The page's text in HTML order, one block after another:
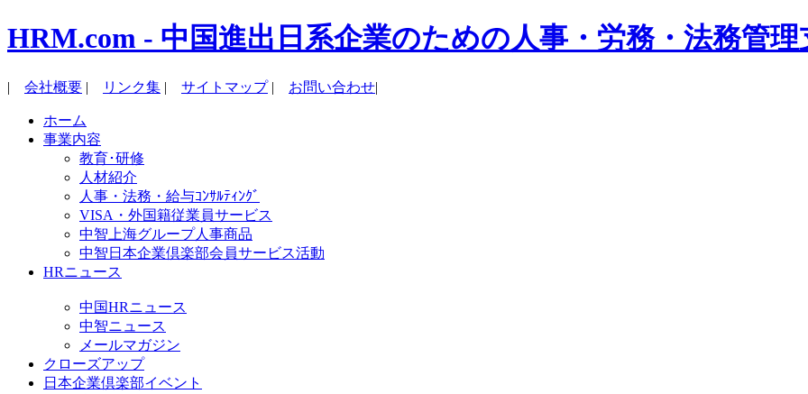
HRM.com - 中国進出日系企業のための人事・労務・法務管
| 会社概要 | リンク集 | サイトマップ| お問い合わせ|
ホーム
事業内容
教育･研修
人材紹介
人事・法務・給与ｺﾝｻﾙﾃｨﾝｸﾞ
VISA・外国籍従業員サービス
中智上海グループ人事商品
中智日本企業倶楽部会員サービス活動
HRニュース
中国HRニュース
中智ニュース
メールマガジン
クローズアップ
日本企業倶楽部イベント